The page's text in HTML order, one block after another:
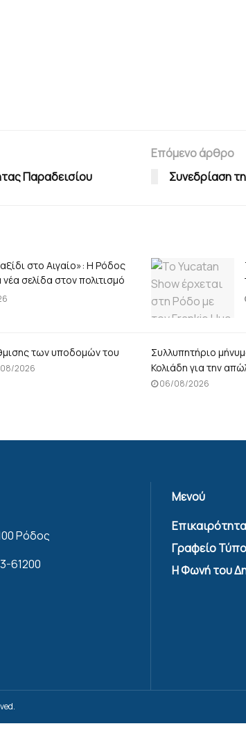
Παραδεισίου
Επόμενο άρθρο
Συνεδρίαση
στο Αιγαίο»: Η Ρόδος
σελίδα στον πολιτισμό
των υποδομών του
2026
Συλλυπητήριο
Κολιάδη για την
06/08/2026
Ρόδος
61200
Μενού
Επικαιρότητα
Γραφείο
Η Φωνή του